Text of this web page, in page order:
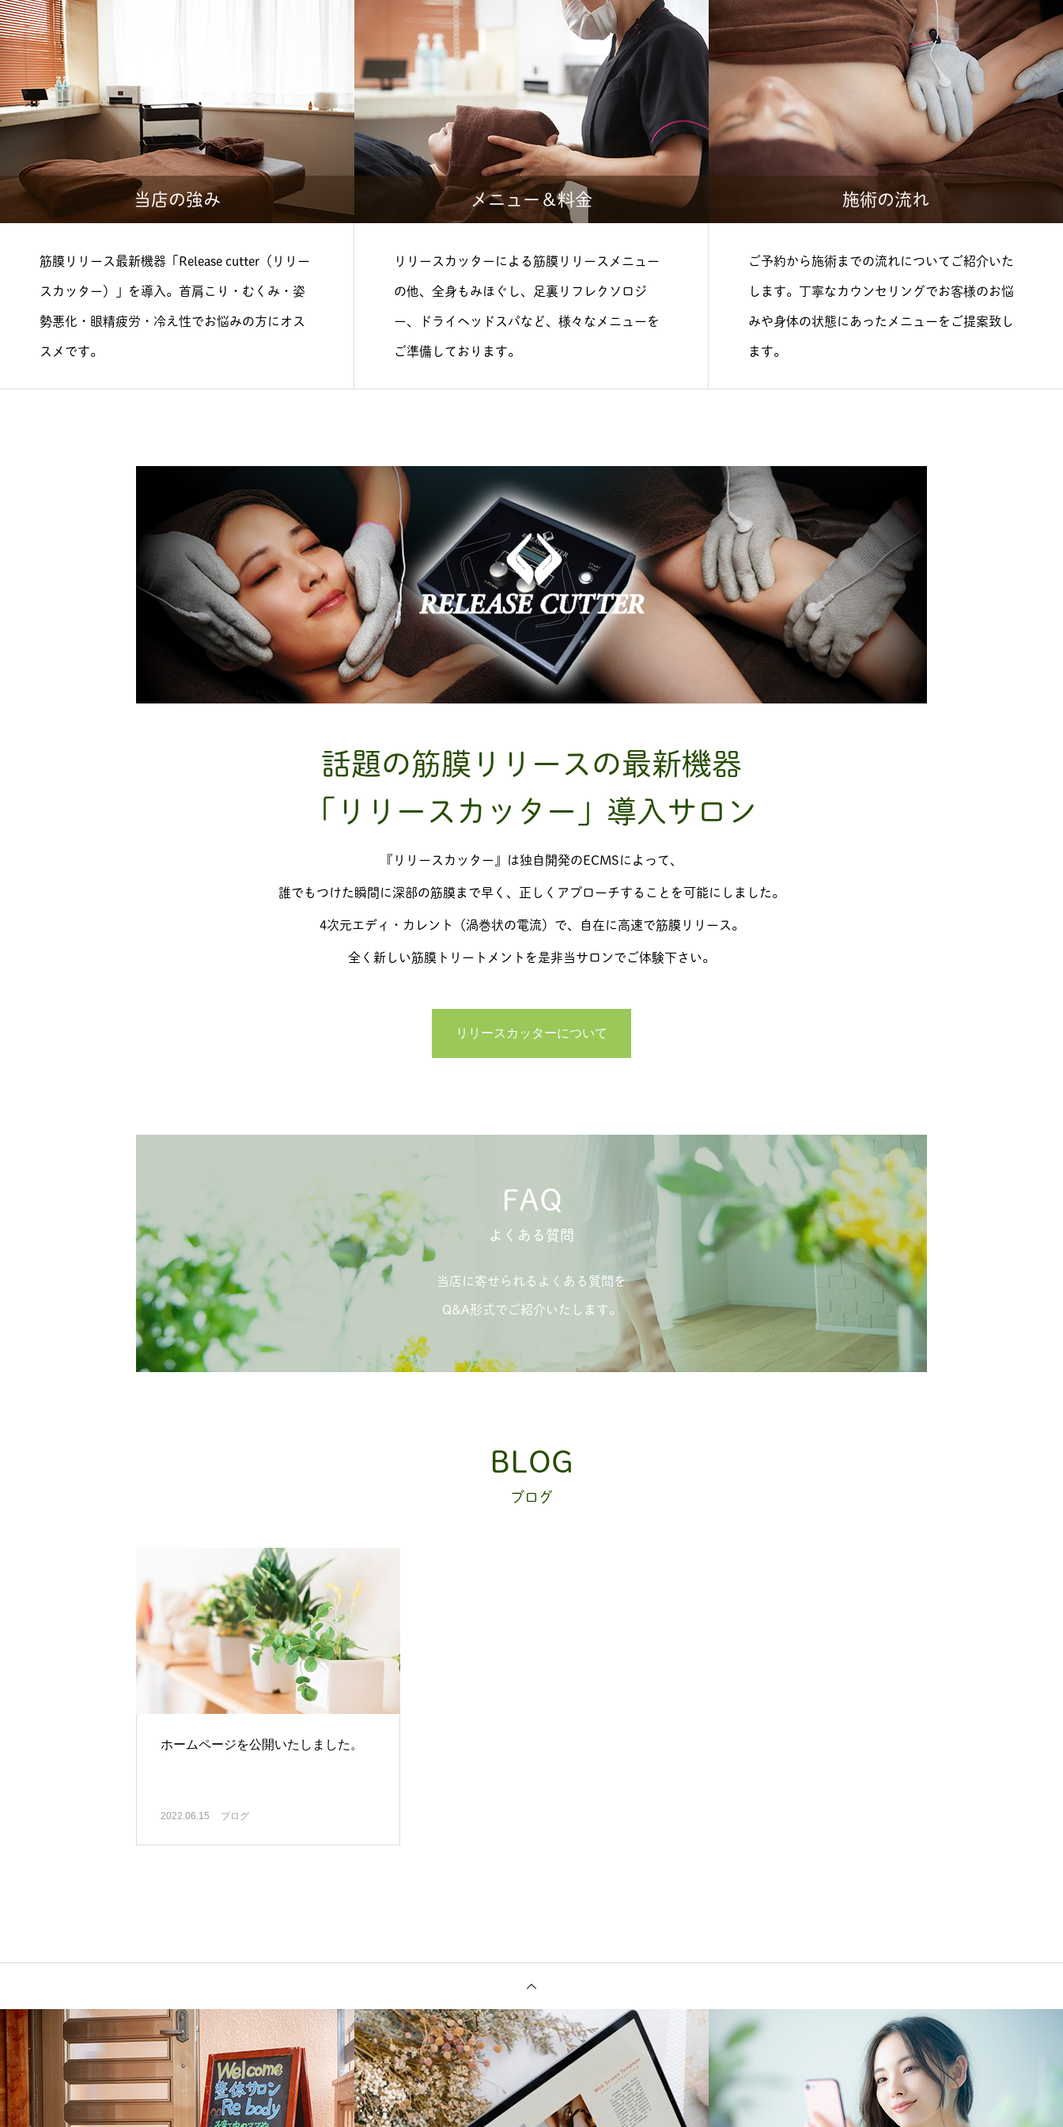
当店の強み
筋膜リリース最新機器「Release cutter（リリー
スカッター）」を導入。首肩こり・むくみ・姿
勢悪化・眼精疲労・冷え性でお悩みの方にオス
スメです。
メニュー＆料金
リリースカッターによる筋膜リリースメニュー
の他、全身もみほぐし、足裏リフレクソロジ
ー、ドライヘッドスパなど、様々なメニューを
ご準備しております。
施術の流れ
ご予約から施術までの流れについてご紹介いた
します。丁寧なカウンセリングでお客様のお悩
みや身体の状態にあったメニューをご提案致し
ます。
話題の筋膜リリースの最新機器
「リリースカッター」導入サロン
『リリースカッター』は独自開発のECMSによって、
誰でもつけた瞬間に深部の筋膜まで早く、正しくアプローチすることを可能にしました。
4次元エディ・カレント（渦巻状の電流）で、自在に高速で筋膜リリース。
全く新しい筋膜トリートメントを是非当サロンでご体験下さい。
リリースカッターについて
FAQ
よくある質問
当店に寄せられるよくある質問を
Q&A形式でご紹介いたします。
BLOG
ブログ
ホームページを公開いたしました。
2022.06.15 ブログ